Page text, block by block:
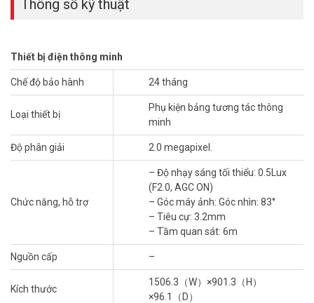
thêm hình ảnh tạiFacebook Vuhoangtelecom
Thông số kỹ thuật
Thiết bị điện thông minh
Chế độ bảo hành 24 tháng
Loại thiết bị
Phụ kiện bảng tương tác thông
minh
Độ phân giải 2.0 megapixel.
Chức năng, hỗ trợ
– Độ nhạy sáng tối thiểu: 0.5Lux
(F2.0, AGC ON)
– Góc máy ảnh: Góc nhìn: 83°
– Tiêu cự: 3.2mm
– Tầm quan sát: 6m
Nguồn cấp –
Kích thước
1506.3（W）×901.3（H）
×96.1（D）